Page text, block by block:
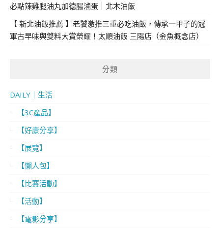
必點辣雞腿油丸加德腸滷蛋｜北木油飯
【 新北油飯推薦 】老饕激推三重必吃油飯，傳承一甲子的冠
軍古早味與雙料大賞榮耀！太順油飯 三陽店（金魚概念店）
分類
DAILY｜生活
【3C產品】
【好康分享】
【展覽】
【懶人包】
【比賽活動】
【活動】
【電影分享】